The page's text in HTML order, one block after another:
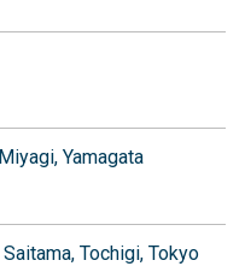
Miyagi Yamagata
Saitama Tochigi Tokyo